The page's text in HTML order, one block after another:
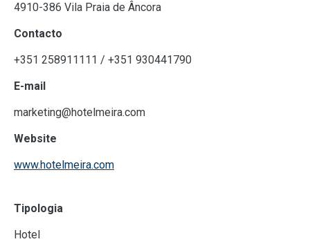
4910-386 Vila Praia de Âncora
Contacto
+351 258911111 / +351 930441790
E-mail
marketing@hotelmeira.com
Website
www.hotelmeira.com
Tipologia
Hotel